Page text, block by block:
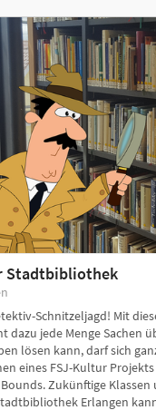
Stadtbibliothek
Schnitzeljagd! Mit
jede Menge Sachen
lösen kann, darf sich
eines FSJ-Kultur
Zukünftige
Erlangen